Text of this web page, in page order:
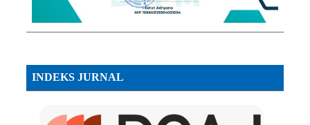
INDEKS JURNAL